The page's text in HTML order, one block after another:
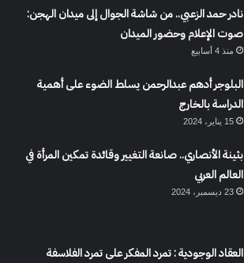
نادر حمد الزعبي.. من شاشة الجوال إلى ميدان الهجن:
صوت الإعلام وحضور الميدان
منذ 4 أسابيع
البلوجر أدهم عبدالرحمن يسلط الضوء على أهمية
الدراسة بالخارج
15 يناير، 2024
بثينة الأنصاري.. صانعة التغيير وقائدة تمكين المرأة في
العالم العربي
23 ديسمبر، 2024
العقاد الوجودية : تمرد المفكر على تمرد الفلاسفة